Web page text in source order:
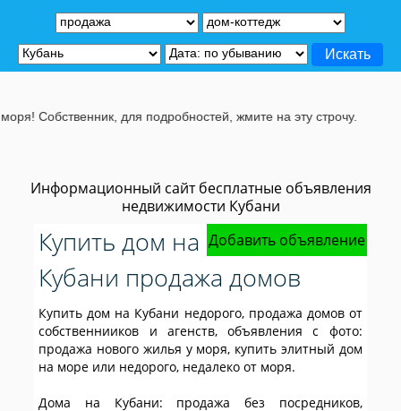
Информационный сайт бесплатные объявления
недвижимости Кубани
Добавить объявление
Купить дом на
Кубани продажа домов
Купить дом на Кубани недорого, продажа домов от
собственнииков и агенств, объявления с фото:
продажа нового жилья у моря, купить элитный дом
на море или недорого, недалеко от моря.
Дома на Кубани: продажа без посредников,
подробностей, жмите на эту строчу.